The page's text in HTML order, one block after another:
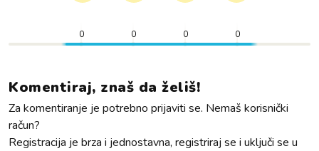
0 0 0 0
Komentiraj, znaš da želiš!
Za komentiranje je potrebno prijaviti se. Nemaš korisnički
račun?
Registracija je brza i jednostavna, registriraj se i uključi se u